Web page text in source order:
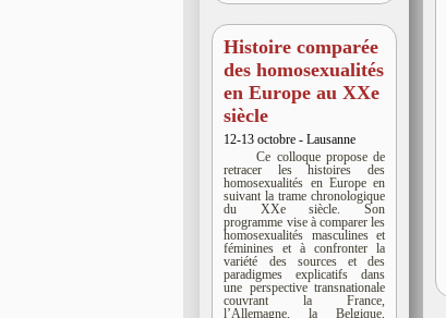
Histoire comparée
des homosexualités
en Europe au XXe
siècle
12-13 octobre - Lausanne
Ce colloque propose de
retracer les histoires des
homosexualités en Europe en
suivant la trame chronologique
du XXe siècle. Son
programme vise à comparer les
homosexualités masculines et
féminines et à confronter la
variété des sources et des
paradigmes explicatifs dans
une perspective transnationale
couvrant la France,
l’Allemagne, la Belgique,